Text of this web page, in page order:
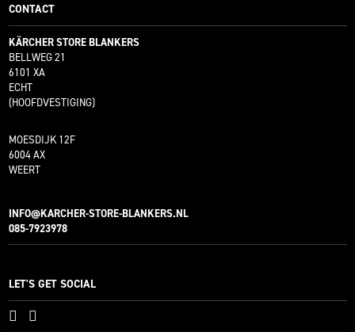
CONTACT
KÄRCHER STORE BLANKERS
BELLWEG 21
6101 XA
ECHT
(HOOFDVESTIGING)
MOESDIJK 12F
6004 AX
WEERT
INFO@KARCHER-STORE-BLANKERS.NL
085-7923978
LET'S GET SOCIAL